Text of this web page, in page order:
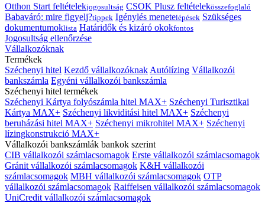
Otthon Start feltételekjogosultság CSOK Plusz feltételekösszefoglaló
Babaváró: mire figyelj?tippek Igénylés menetelépések Szükséges
dokumentumoklista Határidők és kizáró okokfontos
Jogosultság ellenőrzése
Vállalkozóknak
Termékek
Széchenyi hitel Kezdő vállalkozóknak Autólízing Vállalkozói
bankszámla Egyéni vállalkozói bankszámla
Széchenyi hitel termékek
Széchenyi Kártya folyószámla hitel MAX+ Széchenyi Turisztikai
Kártya MAX+ Széchenyi likviditási hitel MAX+ Széchenyi
beruházási hitel MAX+ Széchenyi mikrohitel MAX+ Széchenyi
lízingkonstrukció MAX+
Vállalkozói bankszámlák bankok szerint
CIB vállalkozói számlacsomagok Erste vállalkozói számlacsomagok
Gránit vállalkozói számlacsomagok K&H vállalkozói
számlacsomagok MBH vállalkozói számlacsomagok OTP
vállalkozói számlacsomagok Raiffeisen vállalkozói számlacsomagok
UniCredit vállalkozói számlacsomagok